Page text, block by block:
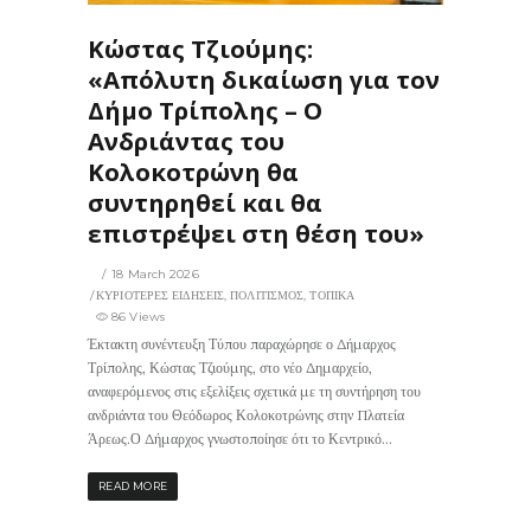
Κώστας Τζιούμης:
«Απόλυτη δικαίωση για τον
Δήμο Τρίπολης – Ο
Ανδριάντας του
Κολοκοτρώνη θα
συντηρηθεί και θα
επιστρέψει στη θέση του»
18 March 2026
ΚΥΡΙΟΤΕΡΕΣ ΕΙΔΗΣΕΙΣ,ΠΟΛΙΤΙΣΜΟΣ,ΤΟΠΙΚΑ
86 Views
Έκτακτη συνέντευξη Τύπου παραχώρησε ο Δήμαρχος
Τρίπολης, Κώστας Τζιούμης, στο νέο Δημαρχείο,
αναφερόμενος στις εξελίξεις σχετικά με τη συντήρηση του
ανδριάντα του Θεόδωρος Κολοκοτρώνης στην Πλατεία
Άρεως.Ο Δήμαρχος γνωστοποίησε ότι το Κεντρικό...
READ MORE